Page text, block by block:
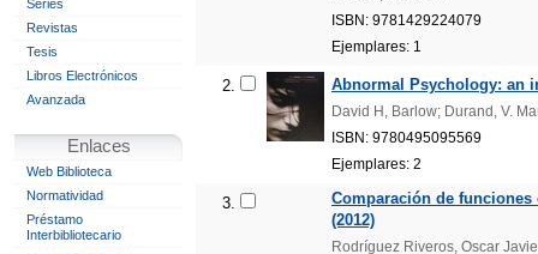
Series
Revistas
Tesis
Libros Electrónicos
Avanzada
Enlaces
Web Biblioteca
Normatividad
Préstamo
Interbibliotecario
ISBN: 9781429224079
Ejemplares: 1
2. Abnormal Psychology: an
David H, Barlow; Durand, V.
ISBN: 9780495095569
Ejemplares: 2
3.
Comparación de
(2012)
Rodríguez Riveros, Oscar